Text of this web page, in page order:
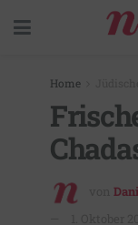
Home